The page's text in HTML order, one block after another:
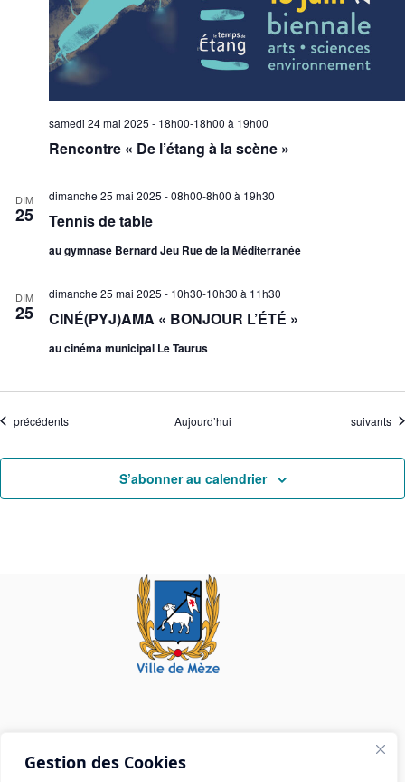
Gestion des Cookies
Rencontre « De l’étang à la scène »
samedi 24 mai 2025 - 18h00-18h00 à 19h00
DIM
25 Tennis de table
dimanche 25 mai 2025 - 08h00-8h00 à 19h30
au gymnase Bernard Jeu Rue de la Méditerranée
DIM
25 CINÉ(PYJ)AMA « BONJOUR L’ÉTÉ »
dimanche 25 mai 2025 - 10h30-10h30 à 11h30
au cinéma municipal Le Taurus
Évènements
précédents Aujourd’hui suivants
S’abonner au calendrier
Mairie de Mèze